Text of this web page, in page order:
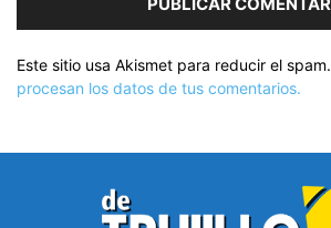
Este sitio usa Akismet para reducir el spam.
procesan los datos de tus comentarios.